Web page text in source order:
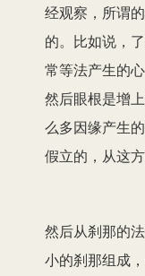
经观察，所谓
的。比如说，
常等法产生的
然后眼根是增
么多因缘产生
假立的，从这
然后从刹那的
小的刹那组成